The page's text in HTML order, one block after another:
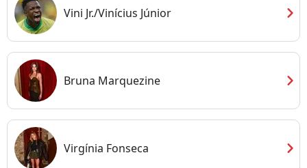
Vini Jr./Vinícius Júnior chevron_right
Bruna Marquezine chevron_right
Virgínia Fonseca chevron_right